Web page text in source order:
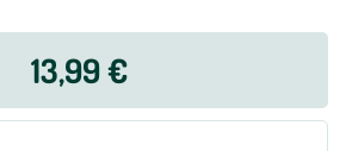
13,99 €